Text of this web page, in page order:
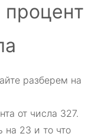
процент
разберем на
от числа 327.
на 23 и то что